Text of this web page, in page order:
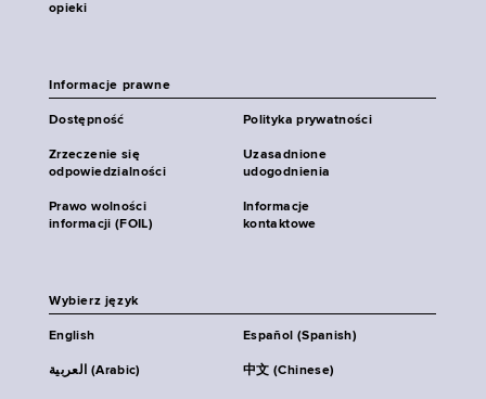
opieki
Informacje prawne
Dostępność Polityka prywatności
Zrzeczenie się
odpowiedzialności
Uzasadnione
udogodnienia
Prawo wolności
informacji (FOIL)
Informacje
kontaktowe
Wybierz język
English Español (Spanish)
العربية (Arabic) 中文 (Chinese)